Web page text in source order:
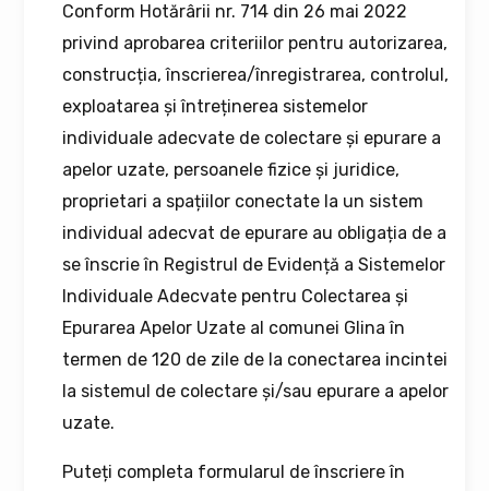
Conform Hotărârii nr. 714 din 26 mai 2022
privind aprobarea criteriilor pentru autorizarea,
construcția, înscrierea/înregistrarea, controlul,
exploatarea și întreținerea sistemelor
individuale adecvate de colectare și epurare a
apelor uzate, persoanele fizice și juridice,
proprietari a spațiilor conectate la un sistem
individual adecvat de epurare au obligația de a
se înscrie în Registrul de Evidență a Sistemelor
Individuale Adecvate pentru Colectarea și
Epurarea Apelor Uzate al comunei Glina în
termen de 120 de zile de la conectarea incintei
la sistemul de colectare și/sau epurare a apelor
uzate.
Puteți completa formularul de înscriere în